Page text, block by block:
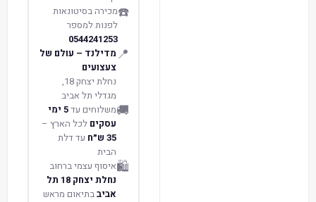
☎️מכירה בסיטונאות
לפנות למספר
0544241253
📍 מדילנד – עולם של
צעצועים
נחלת יצחק 18,
מגדלי תל אביב
🚚משלוחים עד 5 ימי
עסקים לכל הארץ –
35 ש״ח
עד דלת
הבית
🛍️איסוף עצמי ברחוב
נחלת יצחק 18 תל
אביבבתיאום מראש